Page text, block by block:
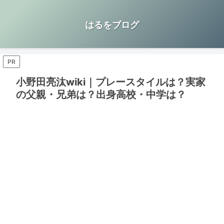
はるをブログ
PR
小野田亮汰wiki｜プレースタイルは？実家
の父親・兄弟は？出身高校・中学は？